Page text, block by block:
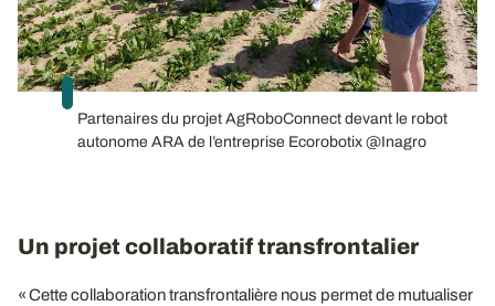
Partenaires du projet AgRoboConnect devant le robot
autonome ARA de l’entreprise Ecorobotix @Inagro
Un projet collaboratif transfrontalier
« Cette collaboration transfrontalière nous permet de mutualiser